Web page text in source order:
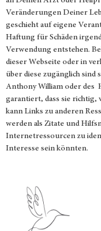
Veränderungen Deiner
geschieht auf eigene
Haftung für Schäden
Verwendung entstehen.
dieser Webseite oder in
über diese zugänglich
Anthony William oder des
garantiert, dass sie richtig,
kann Links zu anderen
werden als Zitate und
Internetressourcen zu
Interesse sein könnten.